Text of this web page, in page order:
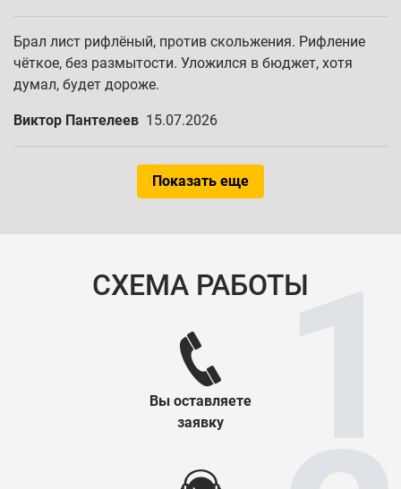
Брал лист рифлёный, против скольжения. Рифление
чёткое, без размытости. Уложился в бюджет, хотя
думал, будет дороже.
Виктор Пантелеев 15.07.2026
Показать еще
СХЕМА РАБОТЫ
Вы оставляете
заявку